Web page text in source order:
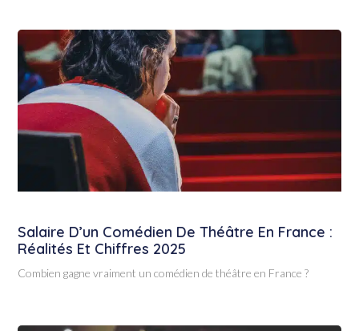
Salaire D’un Comédien De Théâtre En France :
Réalités Et Chiffres 2025
Combien gagne vraiment un comédien de théâtre en France ?